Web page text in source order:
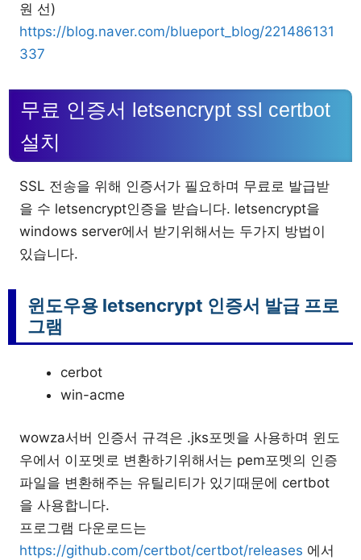
원 선)
https://blog.naver.com/blueport_blog/221486131
337
무료 인증서 letsencrypt ssl certbot
설치
SSL 전송을 위해 인증서가 필요하며 무료로 발급받
을 수 letsencrypt인증을 받습니다. letsencrypt을
windows server에서 받기위해서는 두가지 방법이
있습니다.
윈도우용 letsencrypt 인증서 발급 프로
그램
cerbot
win-acme
wowza서버 인증서 규격은 .jks포멧을 사용하며 윈도
우에서 이포멧로 변환하기위해서는 pem포멧의 인증
파일을 변환해주는 유틸리티가 있기때문에 certbot
을 사용합니다.
프로그램 다운로드는
https://github.com/certbot/certbot/releases 에서